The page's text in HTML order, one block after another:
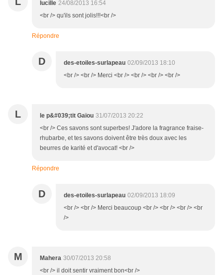
lucille 24/08/2013 16:54
<br /> qu'ils sont jolis!!!<br />
Répondre
D des-etoiles-surlapeau 02/09/2013 18:10
<br /> <br /> Merci <br /> <br /> <br /> <br />
L le p&#039;tit Gaïou 31/07/2013 20:22
<br /> Ces savons sont superbes! J'adore la fragrance fraise-
rhubarbe, et tes savons doivent être très doux avec les
beurres de karité et d'avocat! <br />
Répondre
D des-etoiles-surlapeau 02/09/2013 18:09
<br /> <br /> Merci beaucoup <br /> <br /> <br /> <br
/>
M Mahera 30/07/2013 20:58
<br /> il doit sentir vraiment bon<br />